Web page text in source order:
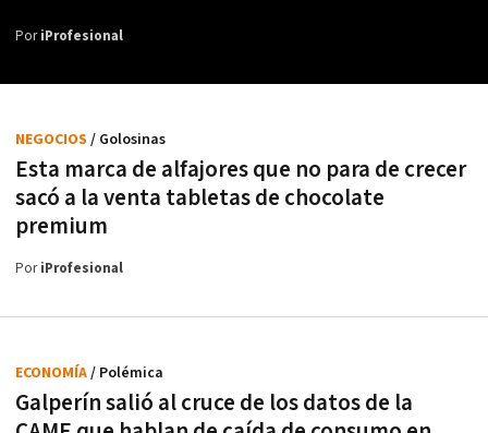
PoriProfesional
Esta marca de alfajores que no para de crecer
sacó a la venta tabletas de chocolate
premium
NEGOCIOS / Golosinas
PoriProfesional
Galperín salió al cruce de los datos de la
ECONOMÍA/ Polémica